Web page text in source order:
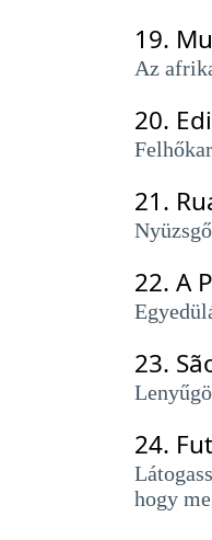
19.
Az
20.
21.
22. A
23.
24.
hogy